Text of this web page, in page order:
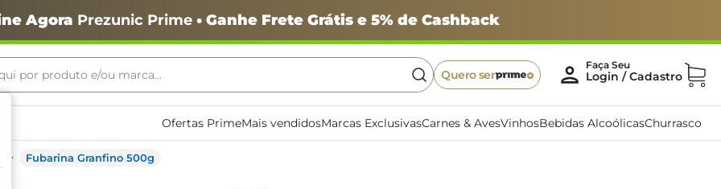
Agora Prezunic Prime• Ganhe Frete Grátis e 5% de Cashback
por produto e/ou marca...
Quero ser
Ofertas PrimeMais vendidosMarcas ExclusivasCarnes & AvesVinhosBebidas AlcoólicasChurrasco
Fubarina Granfino 500g
buscados